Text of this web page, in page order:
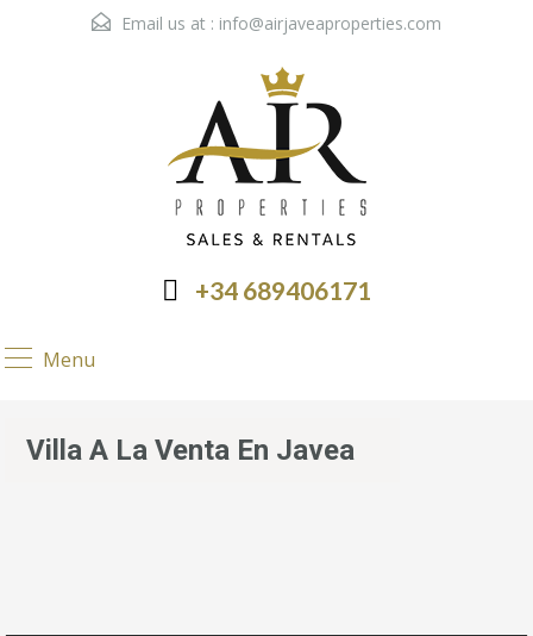
Email us at : info@airjaveaproperties.com
+34 689406171
Menu
Villa A La Venta En Javea